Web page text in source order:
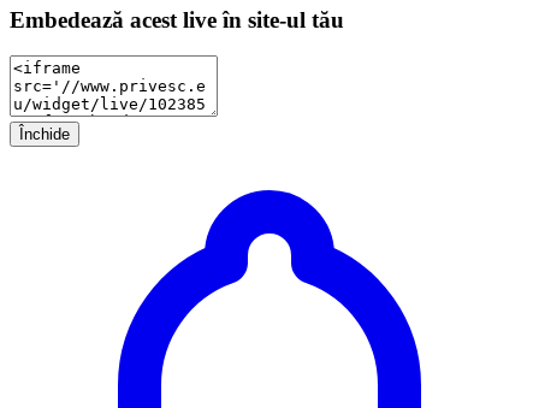
Embedează acest live în site-ul tău
Închide